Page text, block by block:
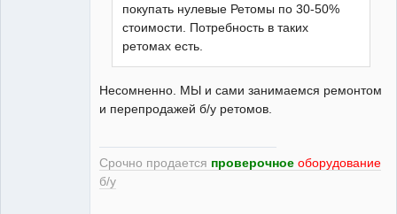
покупать нулевые Ретомы по 30-50%
стоимости. Потребность в таких
ретомах есть.
Несомненно. МЫ и сами занимаемся ремонтом
и перепродажей б/у ретомов.
Срочно продается проверочное оборудование
б/у